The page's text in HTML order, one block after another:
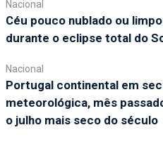
Nacional
Céu pouco nublado ou limpo
durante o eclipse total do
Nacional
Portugal continental em
meteorológica, mês
o julho mais seco do século